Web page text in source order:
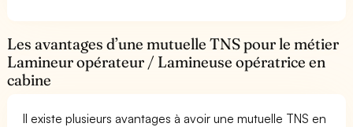
Les avantages d’une mutuelle TNS pour le métier
Lamineur opérateur / Lamineuse opératrice en
cabine
Il existe plusieurs avantages à avoir une mutuelle TNS en